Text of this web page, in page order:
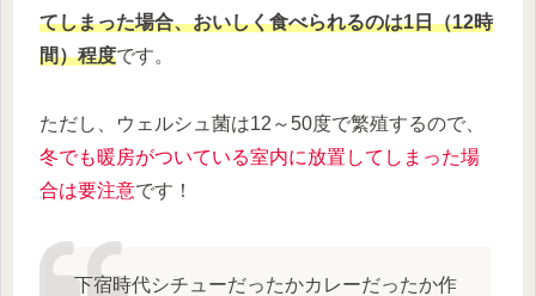
てしまった場合、おいしく食べられるのは1日（12時
間）程度です。
ただし、ウェルシュ菌は12～50度で繁殖するので、
冬でも暖房がついている室内に放置してしまった場
合は要注意です！
下宿時代シチューだったかカレーだったか作